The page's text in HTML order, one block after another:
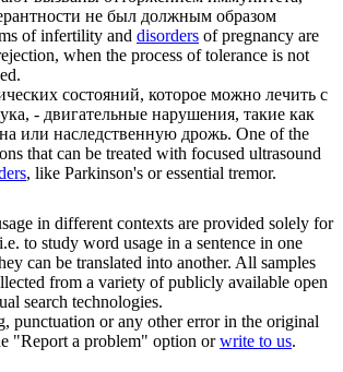
не был должным образом
of infertility and disorders of pregnancy are
when the process of tolerance is not
состояний, которое можно лечить с
- двигательные нарушения, такие как
или наследственную дрожь. One of the
that can be treated with focused ultrasound
, like Parkinson's or essential tremor.
in different contexts are provided solely for
to study word usage in a sentence in one
can be translated into another. All samples
from a variety of publicly available open
search technologies.
punctuation or any other error in the original
"Report a problem" option orwrite to us.